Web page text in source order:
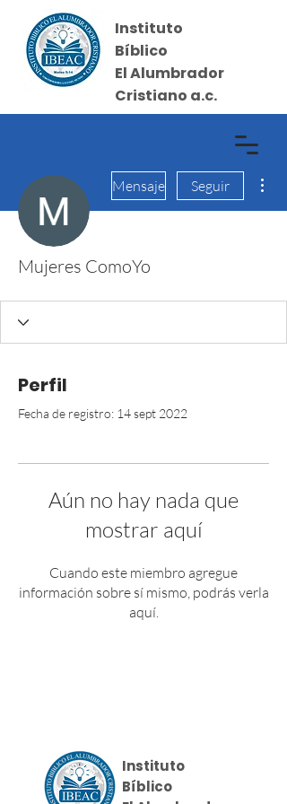
Instituto
Bíblico
El Alumbrador
Cristiano a.c.
Iniciar sesión
Mensaje Seguir
Mujeres ComoYo
Perfil
Fecha de registro: 14 sept 2022
Aún no hay nada que
mostrar aquí
Cuando este miembro agregue
información sobre sí mismo, podrás verla
aquí.
Instituto
Bíblico